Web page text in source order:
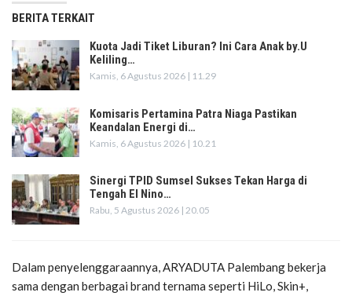
BERITA TERKAIT
Kuota Jadi Tiket Liburan? Ini Cara Anak by.U
Keliling…
Kamis, 6 Agustus 2026 | 11.29
Komisaris Pertamina Patra Niaga Pastikan
Keandalan Energi di…
Kamis, 6 Agustus 2026 | 10.21
Sinergi TPID Sumsel Sukses Tekan Harga di
Tengah El Nino…
Rabu, 5 Agustus 2026 | 20.05
Dalam penyelenggaraannya, ARYADUTA Palembang bekerja
sama dengan berbagai brand ternama seperti HiLo, Skin+,